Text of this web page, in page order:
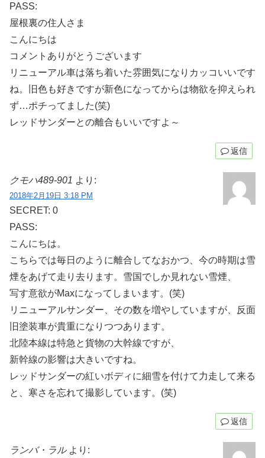
PASS:
屋根裏の住人さま
こんにちは
コメントありがとうございます
リニューアル車は落ち着いた雰囲気になりカッコいいです
ね。旧色も好きですが新色になってからは物欲を抑えられ
ず…ポチってました(笑)
レッドサンダーとの離合もいいですよ～
返信
クモハ489-901 より:
2018年2月19日 3:18 PM
SECRET: 0
PASS:
こんにちは。
こちらでは毎日のように離合してなおかつ、今の時期は雪
煙をあげて走り去ります。雪国でしか見れない雪煙、
写す意欲がMaxになってしまいます。(笑)
リニューアルサンダー、その数を増やしていますが、反面
旧塗装車が貴重になりつつあります。
北陸本線は特急と貨物の大幹線ですが、
新幹線の影響は大きいですね。
レッドサンダーの紅いボディに細雪を付けて力走して来る
と、寒さを忘れて撮影しています。(笑)
返信
ランバ・ラル より: